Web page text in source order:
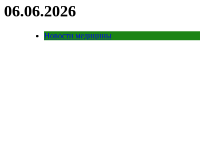
06.06.2026
Новости медицины